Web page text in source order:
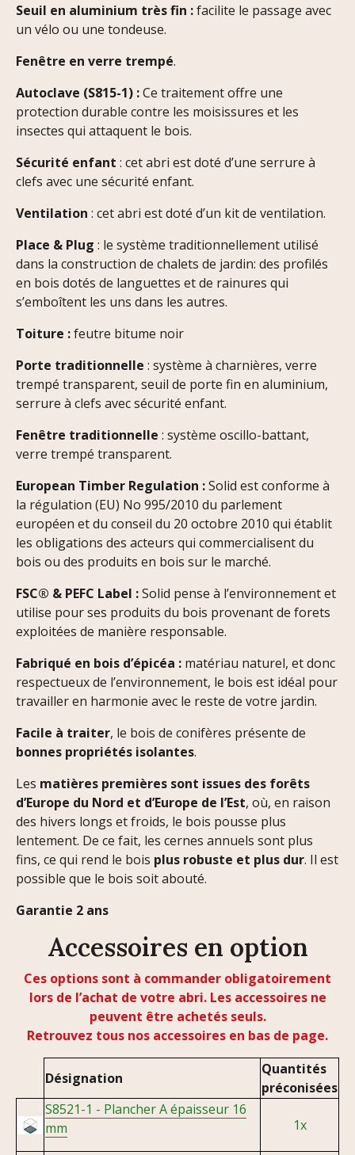
Seuil en aluminium très fin :facilite le passage avec
un vélo ou une tondeuse.
Fenêtre en verre trempé.
Autoclave (S815-1) :Ce traitement offre une
protection durable contre les moisissures et les
insectes qui attaquent le bois.
Sécurité enfant : cet abri est doté d’une serrure à
clefs avec une sécurité enfant.
Ventilation : cet abri est doté d’un kit de ventilation.
Place & Plug : le système traditionnellement utilisé
dans la construction de chalets de jardin: des profilés
en bois dotés de languettes et de rainures qui
s’emboîtent les uns dans les autres.
Toiture :feutre bitume noir
Porte traditionnelle : système à charnières, verre
trempé transparent, seuil de porte fin en aluminium,
serrure à clefs avec sécurité enfant.
Fenêtre traditionnelle : système oscillo-battant,
verre trempé transparent.
European Timber Regulation :Solid est conforme à
la régulation (EU) No 995/2010 du parlement
européen et du conseil du 20 octobre 2010 qui établit
les obligations des acteurs qui commercialisent du
bois ou des produits en bois sur le marché.
FSC® & PEFC Label :Solid pense à l’environnement et
utilise pour ses produits du bois provenant de forets
exploitées de manière responsable.
Fabriqué en bois d’épicéa : matériau naturel, et donc
respectueux de l’environnement, le bois est idéal pour
travailler en harmonie avec le reste de votre jardin.
Facile à traiter, le bois de conifères présente de
bonnes propriétés isolantes.
Les matières premières sont issues des forêts
d’Europe du Nord et d’Europe de l’Est, où, en raison
des hivers longs et froids, le bois pousse plus
lentement. De ce fait, les cernes annuels sont plus
fins, ce qui rend le bois plus robuste et plus dur. Il est
possible que le bois soit abouté.
Garantie 2 ans
Accessoires en option
Ces options sont à commander obligatoirement
lors de l’achat de votre abri. Les accessoires ne
peuvent être achetés seuls.
Retrouvez tous nos accessoires en bas de page.
Désignation
Quantités
préconisées
S8521-1 - Plancher A épaisseur 16
mm
1x